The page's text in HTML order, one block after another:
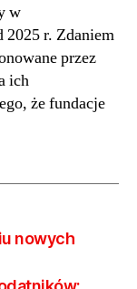
umrą
śmiercią
naturalną?
Ekspertka
o
w
r. Zdaniem
przez
ich
że fundacje
nowych